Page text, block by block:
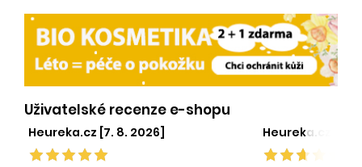
Uživatelské recenze e-shopu
Heureka.cz [7. 8. 2026] Heureka.cz [1.